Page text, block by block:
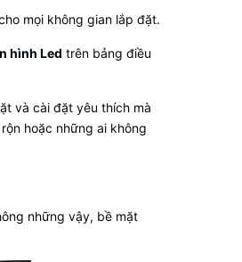
mọi không gian lắp đặt.
hình Led trên bảng điều
và cài đặt yêu thích mà
hoặc những ai không
những vậy, bề mặt